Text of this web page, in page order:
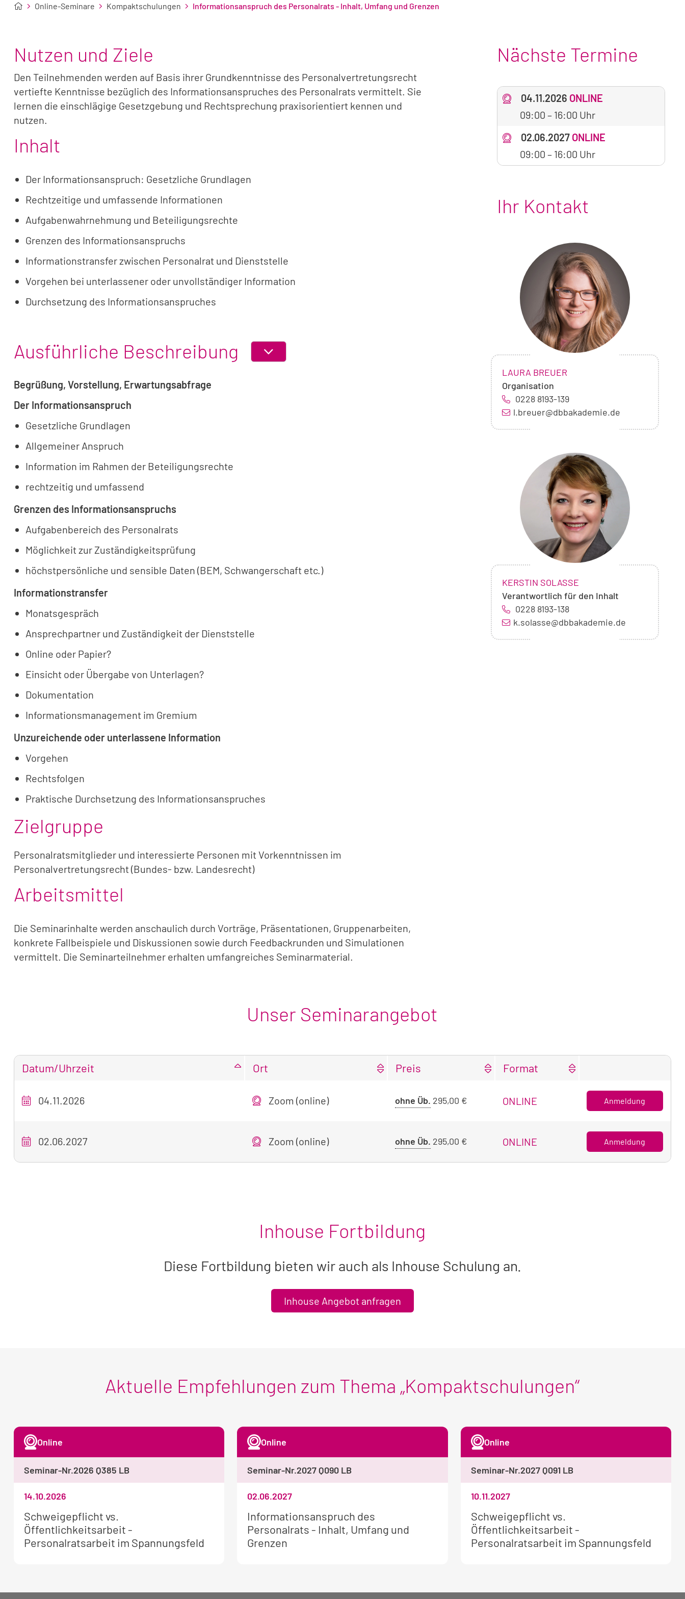
Online-Seminare Kompaktschulungen Informationsanspruch des Personalrats - Inhalt, Umfang und Grenzen
Nutzen und Ziele
Den Teilnehmenden werden auf Basis ihrer Grundkenntnisse des Personalvertretungsrecht
vertiefte Kenntnisse bezüglich des Informationsanspruches des Personalrats vermittelt. Sie
lernen die einschlägige Gesetzgebung und Rechtsprechung praxisorientiert kennen und
nutzen.
Inhalt
Der Informationsanspruch: Gesetzliche Grundlagen
Rechtzeitige und umfassende Informationen
Aufgabenwahrnehmung und Beteiligungsrechte
Grenzen des Informationsanspruchs
Informationstransfer zwischen Personalrat und Dienststelle
Vorgehen bei unterlassener oder unvollständiger Information
Durchsetzung des Informationsanspruches
Ausführliche Beschreibung
ABSCHNITT
Begrüßung, Vorstellung, Erwartungsabfrage
Der Informationsanspruch
Gesetzliche Grundlagen
Allgemeiner Anspruch
Information im Rahmen der Beteiligungsrechte
rechtzeitig und umfassend
Grenzen des Informationsanspruchs
Aufgabenbereich des Personalrats
Möglichkeit zur Zuständigkeitsprüfung
höchstpersönliche und sensible Daten (BEM, Schwangerschaft etc.)
Informationstransfer
Monatsgespräch
Ansprechpartner und Zuständigkeit der Dienststelle
Online oder Papier?
Einsicht oder Übergabe von Unterlagen?
Dokumentation
Informationsmanagement im Gremium
Unzureichende oder unterlassene Information
Vorgehen
Rechtsfolgen
Praktische Durchsetzung des Informationsanspruches
Zielgruppe
Personalratsmitglieder und interessierte Personen mit Vorkenntnissen im
Personalvertretungsrecht (Bundes- bzw. Landesrecht)
Arbeitsmittel
Die Seminarinhalte werden anschaulich durch Vorträge, Präsentationen, Gruppenarbeiten,
konkrete Fallbeispiele und Diskussionen sowie durch Feedbackrunden und Simulationen
vermittelt. Die Seminarteilnehmer erhalten umfangreiches Seminarmaterial.
Nächste Termine
04.11.2026 ONLINE
09:00– 16:00 Uhr
02.06.2027 ONLINE
09:00– 16:00 Uhr
Ihr Kontakt
Foto
von
Laura
Breuer
NAME:
LAURA BREUER
Organisation
0228 8193-139
l.breuer@dbbakademie.de
Foto
von
Kerstin
Solaße
NAME:
KERSTIN SOLASSE
Verantwortlich für den Inhalt
0228 8193-138
k.solasse@dbbakademie.de
Unser Seminarangebot
Übersicht
zum
aktuell
Datum/Uhrzeit Ort Preis Format
04.11.2026 Zoom (online) ohne Üb. Preis
295,00 € ONLINE Anmeldung
02.06.2027 Zoom (online) ohne Üb. Preis
295,00 € ONLINE Anmeldung
Inhouse Fortbildung
Diese Fortbildung bieten wir auch als Inhouse Schulung an.
Inhouse Angebot anfragen
Aktuelle Empfehlungen zum Thema „Kompaktschulungen“
Weitere
Informationen
zum
Schweigepflicht vs.
Öffentlichkeitsarbeit -
Personalratsarbeit im Spannungsfeld
14.10.2026
Online
Seminar-Nr.2026 Q385 LB
Weitere
Informationen
zum
Informationsanspruch des
Personalrats - Inhalt, Umfang und
Grenzen
02.06.2027
Online
Seminar-Nr.2027 Q090 LB
Weitere
Informationen
zum
Schweigepflicht vs.
Öffentlichkeitsarbeit -
Personalratsarbeit im Spannungsfeld
10.11.2027
Online
Seminar-Nr.2027 Q091 LB